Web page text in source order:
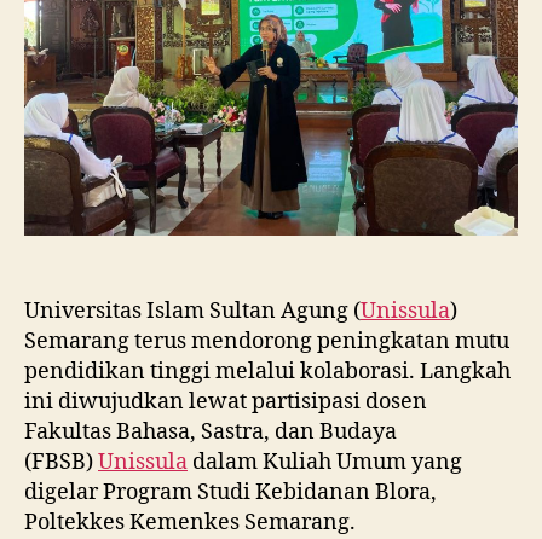
Kebidanan
Blora
Etika
dan
Keterampilan
Public
Speaking
Universitas Islam Sultan Agung (Unissula)
Semarang terus mendorong peningkatan mutu
pendidikan tinggi melalui kolaborasi. Langkah
ini diwujudkan lewat partisipasi dosen
Fakultas Bahasa, Sastra, dan Budaya
(FBSB)Unissula dalam Kuliah Umum yang
digelar Program Studi Kebidanan Blora,
Poltekkes Kemenkes Semarang.